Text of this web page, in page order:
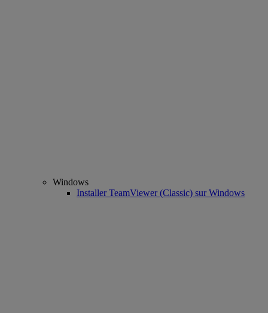
Windows
Installer TeamViewer (Classic) sur Windows